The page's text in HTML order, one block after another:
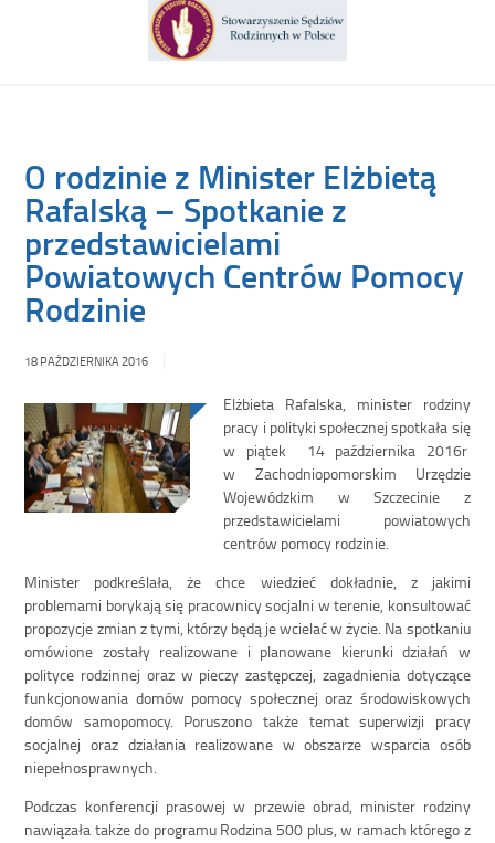
O rodzinie z Minister Elżbietą
Rafalską – Spotkanie z
przedstawicielami
Powiatowych Centrów Pomocy
Rodzinie
18 PAŹDZIERNIKA 2016
Elżbieta Rafalska, minister rodziny
pracy i polityki społecznej spotkała się
w piątek 14 października 2016r
w Zachodniopomorskim Urzędzie
Wojewódzkim w Szczecinie z
przedstawicielami powiatowych
centrów pomocy rodzinie.
Minister podkreślała, że chce wiedzieć dokładnie, z jakimi
problemami borykają się pracownicy socjalni w terenie, konsultować
propozycje zmian z tymi, którzy będą je wcielać w życie. Na spotkaniu
omówione zostały realizowane i planowane kierunki działań w
polityce rodzinnej oraz w pieczy zastępczej, zagadnienia dotyczące
funkcjonowania domów pomocy społecznej oraz środowiskowych
domów samopomocy. Poruszono także temat superwizji pracy
socjalnej oraz działania realizowane w obszarze wsparcia osób
niepełnosprawnych.
Podczas konferencji prasowej w przewie obrad, minister rodziny
nawiązała także do programu Rodzina 500 plus, w ramach którego z